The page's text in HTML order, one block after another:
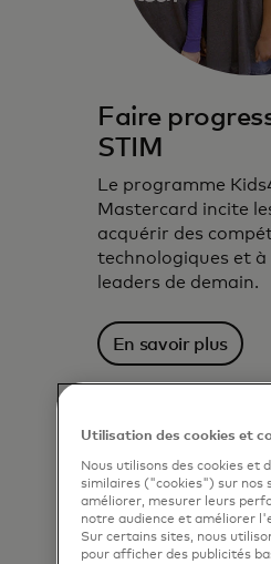
Faire
STIM
Le programme
Mastercard incite
acquérir des
technologiques et à
leaders de demain.
En savoir plus
Utilisation des cookies et
Nous utilisons des cookies et
similaires ("cookies") sur nos
améliorer, mesurer leurs
notre audience et améliorer
Sur certains sites, nous
pour afficher des publicités